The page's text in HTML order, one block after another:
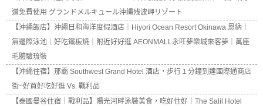
道免費使用 グランドメルキュール沖縄残波岬リゾート
【沖繩飯店】沖繩日和海洋度假酒店｜Hiyori Ocean Resort Okinawa 恩納｜
無邊際泳池｜好吃鐵板燒｜附近好好逛 AEONMALL永旺夢樂城來客夢｜萬座
毛體驗琉裝
【沖繩住宿】那霸 Southwest Grand Hotel 酒店，步行１分鐘到達國際通商店
街~好買好吃好逛 Vs. 戰利品
【泰國曼谷住宿｜戰利品】陽光河畔泳裝美食，吃好住好｜The Salil Hotel